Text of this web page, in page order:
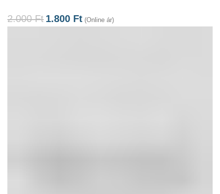
2.000Ft 1.800 Ft (Online ár)